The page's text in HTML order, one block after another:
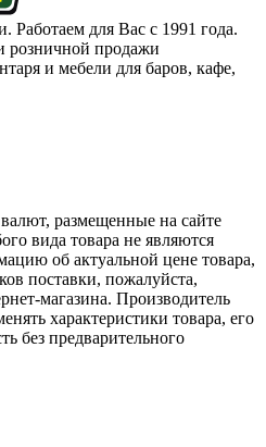
для Вас с 1991 года.
розничной продажи
и мебели для баров, кафе,
размещенные на сайте
вида товара не являются
об актуальной цене товара,
поставки, пожалуйста,
магазина. Производитель
характеристики товара, его
без предварительного